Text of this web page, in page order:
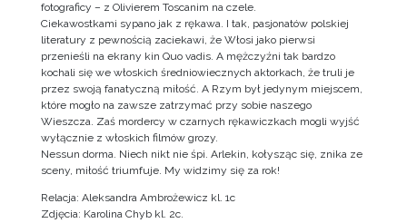
fotograficy – z Olivierem Toscanim na czele.
Ciekawostkami sypano jak z rękawa. I tak, pasjonatów polskiej
literatury z pewnością zaciekawi, że Włosi jako pierwsi
przenieśli na ekrany kin Quo vadis. A mężczyźni tak bardzo
kochali się we włoskich średniowiecznych aktorkach, że truli je
przez swoją fanatyczną miłość. A Rzym był jedynym miejscem,
które mogło na zawsze zatrzymać przy sobie naszego
Wieszcza. Zaś mordercy w czarnych rękawiczkach mogli wyjść
wyłącznie z włoskich filmów grozy.
Nessun dorma. Niech nikt nie śpi. Arlekin, kołysząc się, znika ze
sceny, miłość triumfuje. My widzimy się za rok!
Relacja: Aleksandra Ambrożewicz kl. 1c
Zdjęcia: Karolina Chyb kl. 2c.